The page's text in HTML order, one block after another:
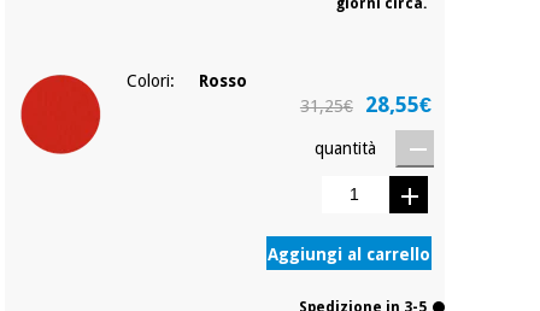
giorni circa.
Colori:
Rosso
31,25€
28,55€
quantità
Aggiungi al carrello
Spedizione in 3-5